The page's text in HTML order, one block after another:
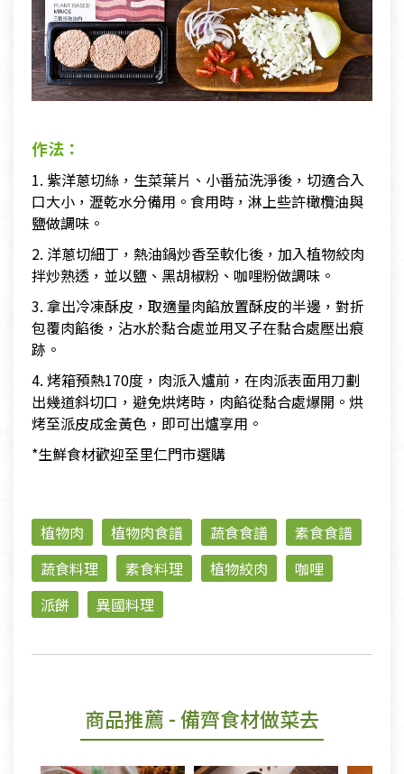
作法：
1. 紫洋蔥切絲，生菜葉片、小番茄洗淨後，切適合入
口大小，瀝乾水分備用。食用時，淋上些許橄欖油與
鹽做調味。
2. 洋蔥切細丁，熱油鍋炒香至軟化後，加入植物絞肉
拌炒熟透，並以鹽、黑胡椒粉、咖哩粉做調味。
3. 拿出冷凍酥皮，取適量肉餡放置酥皮的半邊，對折
包覆肉餡後，沾水於黏合處並用叉子在黏合處壓出痕
跡。
4. 烤箱預熱170度，肉派入爐前，在肉派表面用刀劃
出幾道斜切口，避免烘烤時，肉餡從黏合處爆開。烘
烤至派皮成金黃色，即可出爐享用。
*生鮮食材歡迎至里仁門市選購
植物肉 植物肉食譜 蔬食食譜
素食食譜
蔬食料理
素食料理 植物絞肉
咖哩
派餅
異國料理
商品推薦 - 備齊食材做菜去